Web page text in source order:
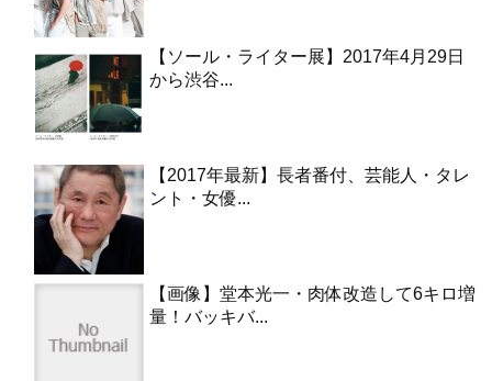
【ソール・ライター展】2017年4月29日
から渋谷...
【2017年最新】長者番付、芸能人・タレ
ント・女優...
【画像】堂本光一・肉体改造して6キロ増
量！バッキバ...